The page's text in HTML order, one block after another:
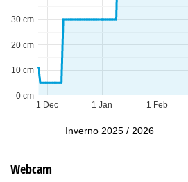
1 Dec 1 Jan 1 Feb
0 cm
10 cm
20 cm
30 cm
Inverno 2025 / 2026
Webcam